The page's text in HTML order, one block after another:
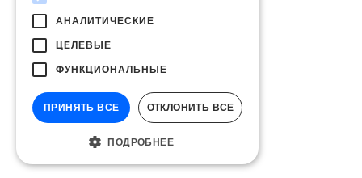
АНАЛИТИЧЕСКИЕ
ЦЕЛЕВЫЕ
ФУНКЦИОНАЛЬНЫЕ
ПРИНЯТЬ ВСЕ ОТКЛОНИТЬ ВСЕ
ПОДРОБНЕЕ